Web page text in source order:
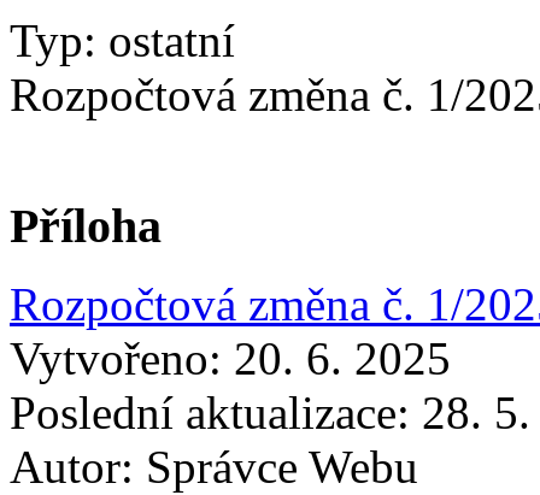
Typ: ostatní
Rozpočtová změna č. 1/
Příloha
Rozpočtová změna č. 1/
Vytvořeno: 20. 6. 2025
Poslední aktualizace: 28.
Autor: Správce Webu